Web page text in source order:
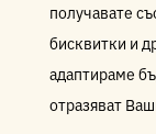
получавате
бисквитки и
адаптираме
отразяват